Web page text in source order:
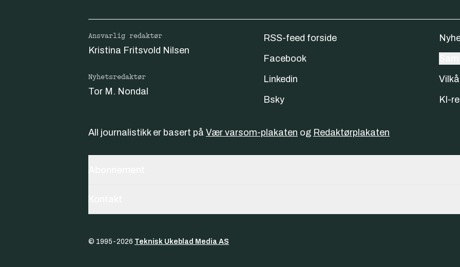
Ansvarlig redaktør
Kristina Fritsvold Nilsen
Nyhetsredaktør
Tor M. Nondal
RSS-feed forside
Facebook
Linkedin
Bsky
KI-
All journalistikk er basert på Vær varsom-plakaten og Redaktørplakaten
© 1995-2026 Teknisk Ukeblad Media AS